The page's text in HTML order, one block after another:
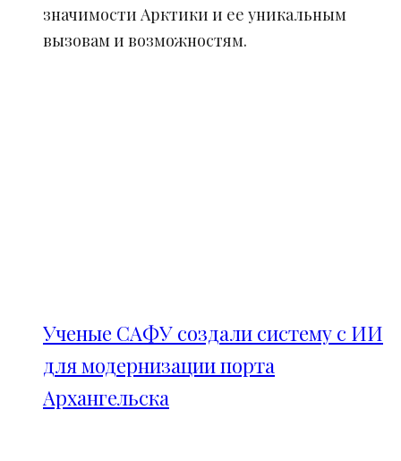
значимости Арктики и ее уникальным
вызовам и возможностям.
Ученые САФУ создали систему с ИИ
для модернизации порта
Архангельска